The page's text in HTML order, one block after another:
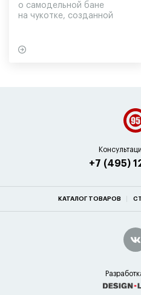
о самодельной бане
на чукотке, созданной
+7 (495)
КАТАЛОГ ТОВАРОВ